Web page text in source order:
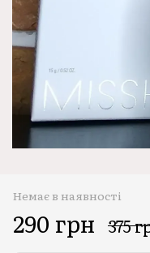
Немає в наявності
290 грн 375